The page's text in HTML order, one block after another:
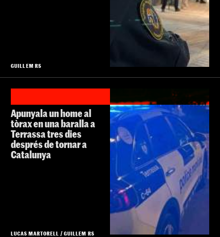
GUILLEM RS
Apunyala un home al
tòrax en una baralla a
Terrassa tres dies
després de tornar a
Catalunya
LUCAS MARTORELL / GUILLEM RS